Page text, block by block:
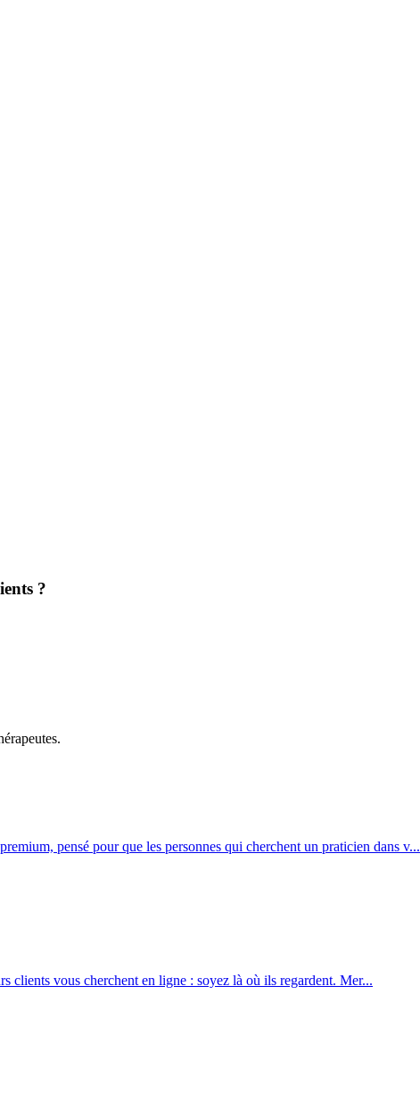
?
pensé pour que les personnes qui cherchent un praticien dans v...
clients vous cherchent en ligne : soyez là où ils regardent. Mer...